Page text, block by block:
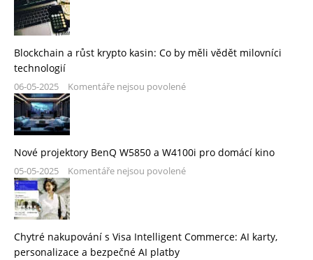
Blockchain a růst krypto kasin: Co by měli vědět milovníci
technologií
06-05-2025 Komentáře nejsou povolené
Nové projektory BenQ W5850 a W4100i pro domácí kino
05-05-2025 Komentáře nejsou povolené
Chytré nakupování s Visa Intelligent Commerce: AI karty,
personalizace a bezpečné AI platby